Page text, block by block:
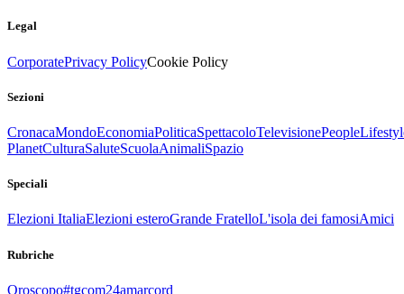
Legal
CorporatePrivacy PolicyCookie Policy
Sezioni
CronacaMondoEconomiaPoliticaSpettacoloTelevisionePeople
PlanetCulturaSaluteScuolaAnimaliSpazio
Speciali
Elezioni ItaliaElezioni esteroGrande FratelloL'isola dei famosiAmici
Rubriche
Oroscopo#tgcom24amarcord